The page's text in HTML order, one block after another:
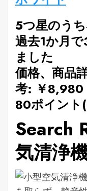
5つ星のう
過去1か月
ました
価格、商品
考: ￥8,980
80ポイント
Search
気清浄